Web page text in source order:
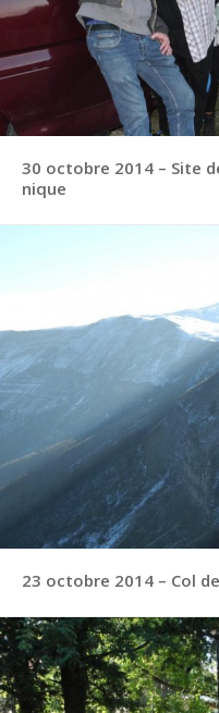
30 octobre 2014 – Site
nique
23 octobre 2014 – Col